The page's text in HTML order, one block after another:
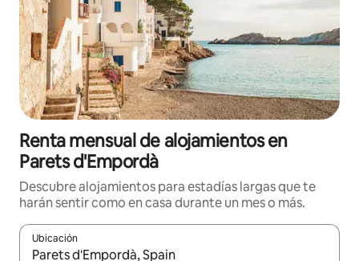
Renta mensual de alojamientos en
Parets d'Empordà
Descubre alojamientos para estadías largas que te
harán sentir como en casa durante un mes o más.
Ubicación
Cuando los resultados estén disponibles, navega con las